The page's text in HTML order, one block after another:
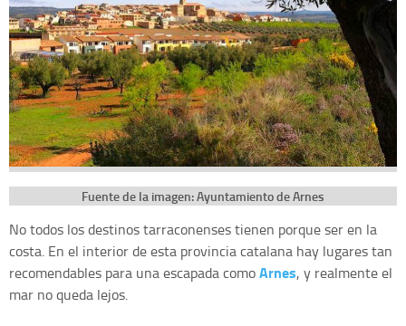
Fuente de la imagen: Ayuntamiento de Arnes
No todos los destinos tarraconenses tienen porque ser en la
costa. En el interior de esta provincia catalana hay lugares tan
recomendables para una escapada comoArnes, y realmente el
mar no queda lejos.